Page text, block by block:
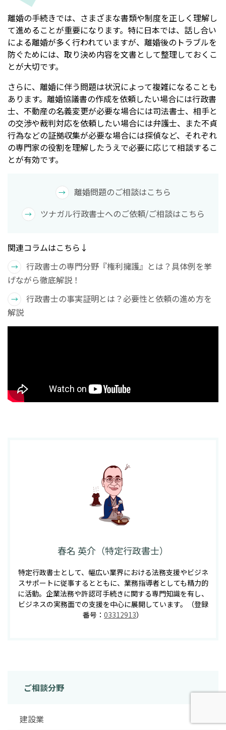
離婚の手続きでは、さまざまな書類や制度を正しく理解し
て進めることが重要になります。特に日本では、話し合い
による離婚が多く行われていますが、離婚後のトラブルを
防ぐためには、取り決め内容を文書として整理しておくこ
とが大切です。
さらに、離婚に伴う問題は状況によって複雑になることも
あります。離婚協議書の作成を依頼したい場合には行政書
士、不動産の名義変更が必要な場合には司法書士、相手と
の交渉や裁判対応を依頼したい場合には弁護士、また不貞
行為などの証拠収集が必要な場合には探偵など、それぞれ
の専門家の役割を理解したうえで必要に応じて相談するこ
とが有効です。
離婚問題のご相談はこちら
ツナガル行政書士へのご依頼/ご相談はこちら
関連コラムはこちら↓
行政書士の専門分野『権利擁護』とは？具体例を挙
げながら徹底解説！
行政書士の事実証明とは？必要性と依頼の進め方を
解説
春名 英介（特定行政書士）
特定行政書士として、幅広い業界における法務支援やビジネ
スサポートに従事するとともに、業務指導者としても精力的
に活動。企業法務や許認可手続きに関する専門知識を有し、
ビジネスの実務面での支援を中心に展開しています。（登録
番号： 03312913）
ご相談分野
建設業